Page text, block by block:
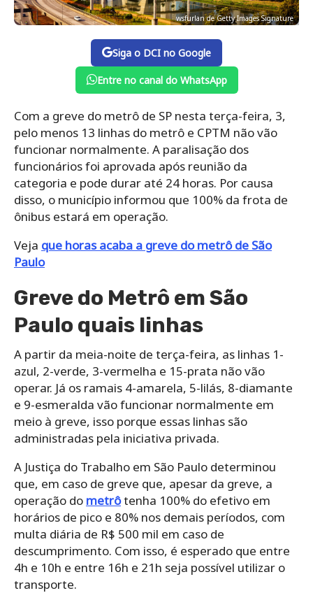
wsfurlan de Getty Images Signature
Siga o DCI no Google
Entre no canal do WhatsApp
Com a greve do metrô de SP nesta terça-feira, 3,
pelo menos 13 linhas do metrô e CPTM não vão
funcionar normalmente. A paralisação dos
funcionários foi aprovada após reunião da
categoria e pode durar até 24 horas. Por causa
disso, o município informou que 100% da frota de
ônibus estará em operação.
Veja que horas acaba a greve do metrô de São
Paulo
Greve do Metrô em São
Paulo quais linhas
A partir da meia-noite de terça-feira, as linhas 1-
azul, 2-verde, 3-vermelha e 15-prata não vão
operar. Já os ramais 4-amarela, 5-lilás, 8-diamante
e 9-esmeralda vão funcionar normalmente em
meio à greve, isso porque essas linhas são
administradas pela iniciativa privada.
A Justiça do Trabalho em São Paulo determinou
que, em caso de greve que, apesar da greve, a
operação do metrôtenha 100% do efetivo em
horários de pico e 80% nos demais períodos, com
multa diária de R$ 500 mil em caso de
descumprimento. Com isso, é esperado que entre
4h e 10h e entre 16h e 21h seja possível utilizar o
transporte.